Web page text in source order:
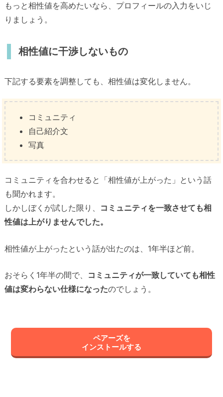
もっと相性値を高めたいなら、プロフィールの入力をいじ
りましょう。
相性値に干渉しないもの
下記する要素を調整しても、相性値は変化しません。
コミュニティ
自己紹介文
写真
コミュニティを合わせると「相性値が上がった」という話
も聞かれます。
しかしぼくが試した限り、 コミュニティを一致させても相
性値は上がりませんでした。
相性値が上がったという話が出たのは、1年半ほど前。
おそらく1年半の間で、 コミュニティが一致していても相性
値は変わらない仕様になったのでしょう。
ペアーズを
インストールする